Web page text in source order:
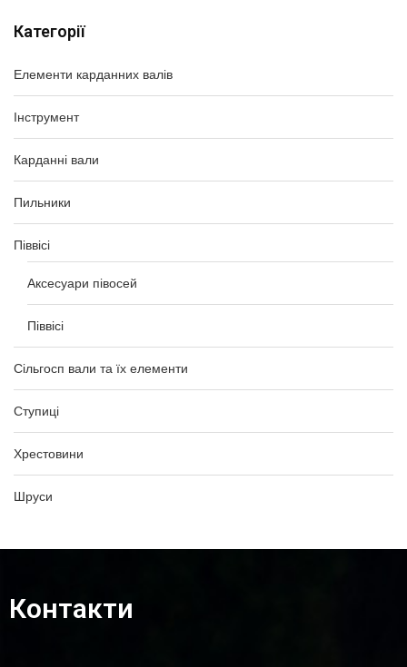
Категорії
Елементи карданних валів
Інструмент
Карданні вали
Пильники
Піввісі
Аксесуари півосей
Піввісі
Сільгосп вали та їх елементи
Ступиці
Хрестовини
Шруси
Контакти